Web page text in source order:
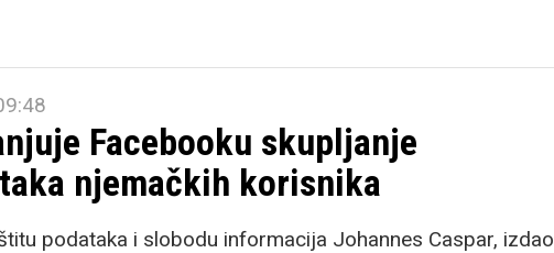
Facebooku skupljanje
njemačkih korisnika
podataka i slobodu informacija Johannes Caspar, izdao